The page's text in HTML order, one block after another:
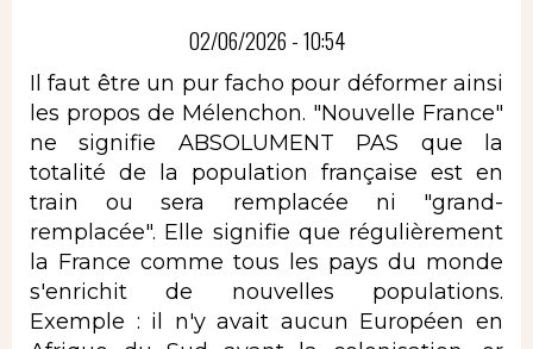
02/06/2026 - 10:54
Il faut être un pur facho pour déformer ainsi
les propos de Mélenchon. "Nouvelle France"
ne signifie ABSOLUMENT PAS que la
totalité de la population française est en
train ou sera remplacée ni "grand-
remplacée". Elle signifie que régulièrement
la France comme tous les pays du monde
s'enrichit de nouvelles populations.
Exemple : il n'y avait aucun Européen en